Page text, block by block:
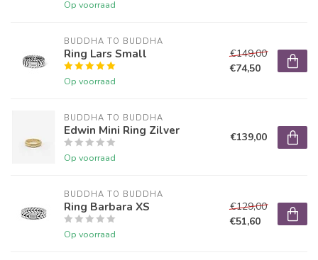
Op voorraad
BUDDHA TO BUDDHA
Ring Lars Small
Op voorraad
€149,00
€74,50
BUDDHA TO BUDDHA
Edwin Mini Ring Zilver
Op voorraad
€139,00
BUDDHA TO BUDDHA
Ring Barbara XS
Op voorraad
€129,00
€51,60